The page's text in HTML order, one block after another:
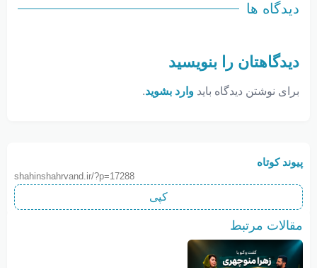
دیدگاه ها
دیدگاهتان را بنویسید
برای نوشتن دیدگاه باید وارد بشوید.
پیوند کوتاه
shahinshahrvand.ir/?p=17288
کپی
مقالات مرتبط